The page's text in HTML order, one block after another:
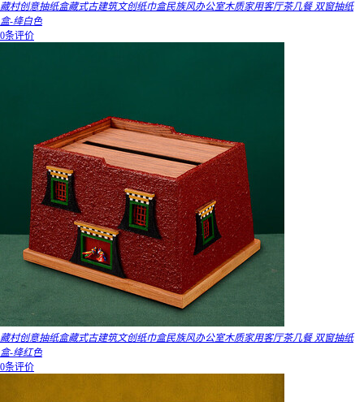
藏村创意抽纸盒藏式古建筑文创纸巾盒民族风办公室木质家用客厅茶几餐 双窗抽纸
盒-绛白色
0条评价
藏村创意抽纸盒藏式古建筑文创纸巾盒民族风办公室木质家用客厅茶几餐 双窗抽纸
盒-绛红色
0条评价